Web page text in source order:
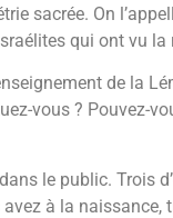
sacrée. On
qui ont vu la
de
vous ? Pouvez-
le public. Trois
à la naissance,